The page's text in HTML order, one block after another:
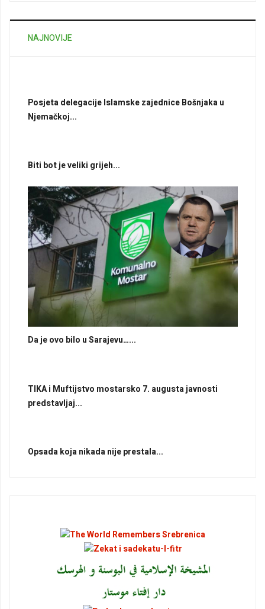
NAJNOVIJE
Posjeta delegacije Islamske zajednice Bošnjaka u
Njemačkoj...
Biti bot je veliki grijeh...
Da je ovo bilo u Sarajevu…...
TIKA i Muftijstvo mostarsko 7. augusta javnosti
predstavljaj...
Opsada koja nikada nije prestala...